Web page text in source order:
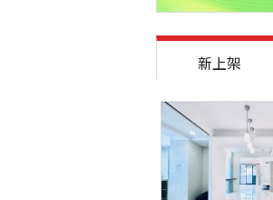
新上架